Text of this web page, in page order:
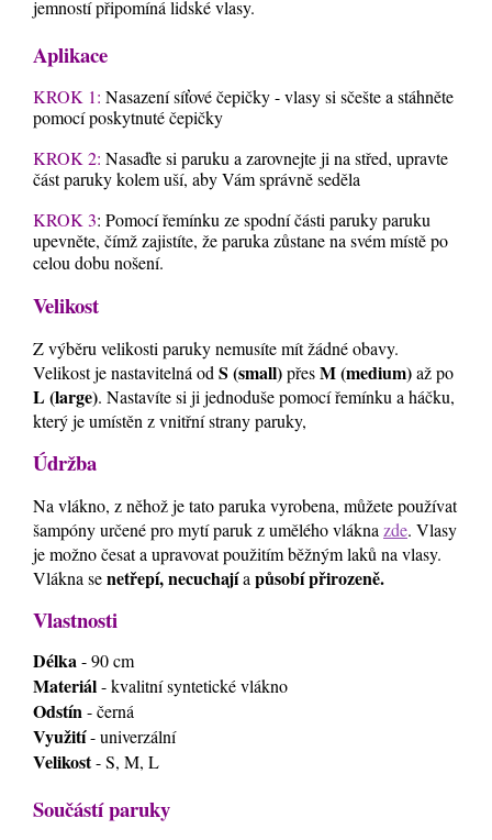
jemností připomíná lidské vlasy.
Aplikace
KROK 1: Nasazení síťové čepičky - vlasy si sčešte a stáhněte
pomocí poskytnuté čepičky
KROK 2: Nasaďte si paruku a zarovnejte ji na střed, upravte
část paruky kolem uší, aby Vám správně seděla
KROK 3: Pomocí řemínku ze spodní části paruky paruku
upevněte, čímž zajistíte, že paruka zůstane na svém místě po
celou dobu nošení.
Velikost
Z výběru velikosti paruky nemusíte mít žádné obavy.
Velikost je nastavitelná od S (small)přesM (medium)až po
L (large). Nastavíte si ji jednoduše pomocí řemínku a háčku,
který je umístěn z vnitřní strany paruky,
Údržba
Na vlákno, z něhož je tato paruka vyrobena, můžete používat
šampóny určené pro mytí paruk z umělého vláknazde. Vlasy
je možno česat a upravovat použitím běžným laků na vlasy.
Vlákna senetřepí, necuchajíapůsobí přirozeně.
Vlastnosti
Délka- 90 cm
Materiál- kvalitní syntetické vlákno
Odstín- černá
Využití- univerzální
Velikost- S, M, L
Součástí paruky